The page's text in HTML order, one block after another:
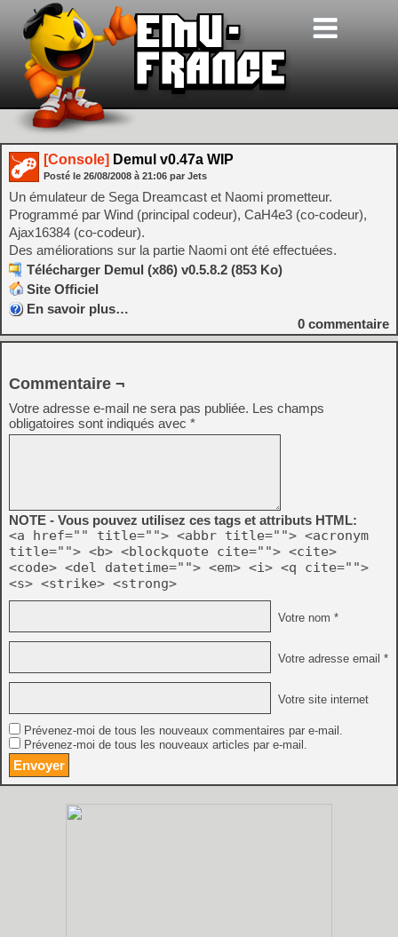
[Console] Demul v0.47a WIP
Posté le 26/08/2008 à 21:06 par Jets
Un émulateur de Sega Dreamcast et Naomi prometteur.
Programmé par Wind (principal codeur), CaH4e3 (co-codeur),
Ajax16384 (co-codeur).
Des améliorations sur la partie Naomi ont été effectuées.
Télécharger Demul (x86) v0.5.8.2 (853 Ko)
Site Officiel
En savoir plus…
0 commentaire
Commentaire ¬
Votre adresse e-mail ne sera pas publiée. Les champs
obligatoires sont indiqués avec *
NOTE - Vous pouvez utilisez ces tags et attributs HTML:
<a href="" title=""> <abbr title=""> <acronym
title=""> <b> <blockquote cite=""> <cite>
<code> <del datetime=""> <em> <i> <q cite="">
<s> <strike> <strong>
Votre nom *
Votre adresse email *
Votre site internet
Prévenez-moi de tous les nouveaux commentaires par e-mail.
Prévenez-moi de tous les nouveaux articles par e-mail.